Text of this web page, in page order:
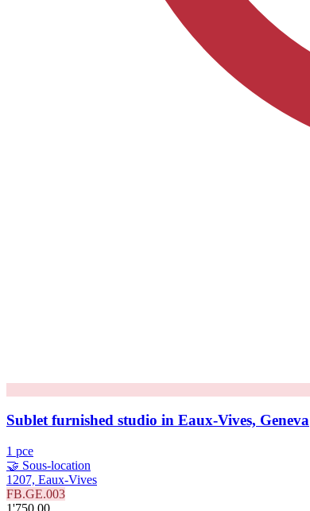
Sublet furnished studio in Eaux-Vives, Geneva
1 pce
🤝 Sous-location
1207, Eaux-Vives
FB.GE.003
1'750.00